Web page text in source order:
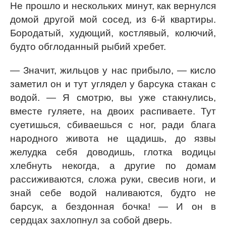
Не прошло и нескольких минут, как вернулся
домой другой мой сосед, из 6-й квартиры.
Бородатый, худющий, костлявый, колючий,
будто обглоданный рыбий хребет.
— Значит, жильцов у нас прибыло, — кисло
заметил он и тут углядел у барсука стакан с
водой. — Я смотрю, вы уже стакнулись,
вместе гуляете, на двоих распиваете. Тут
суетишься, сбиваешься с ног, ради блага
народного живота не щадишь, до язвы
желудка себя доводишь, глотка водицы
хлебнуть некогда, а другие по домам
рассиживаются, сложа руки, свесив ноги, и
знай себе водой наливаются, будто не
барсук, а бездонная бочка! — И он в
сердцах захлопнул за собой дверь.